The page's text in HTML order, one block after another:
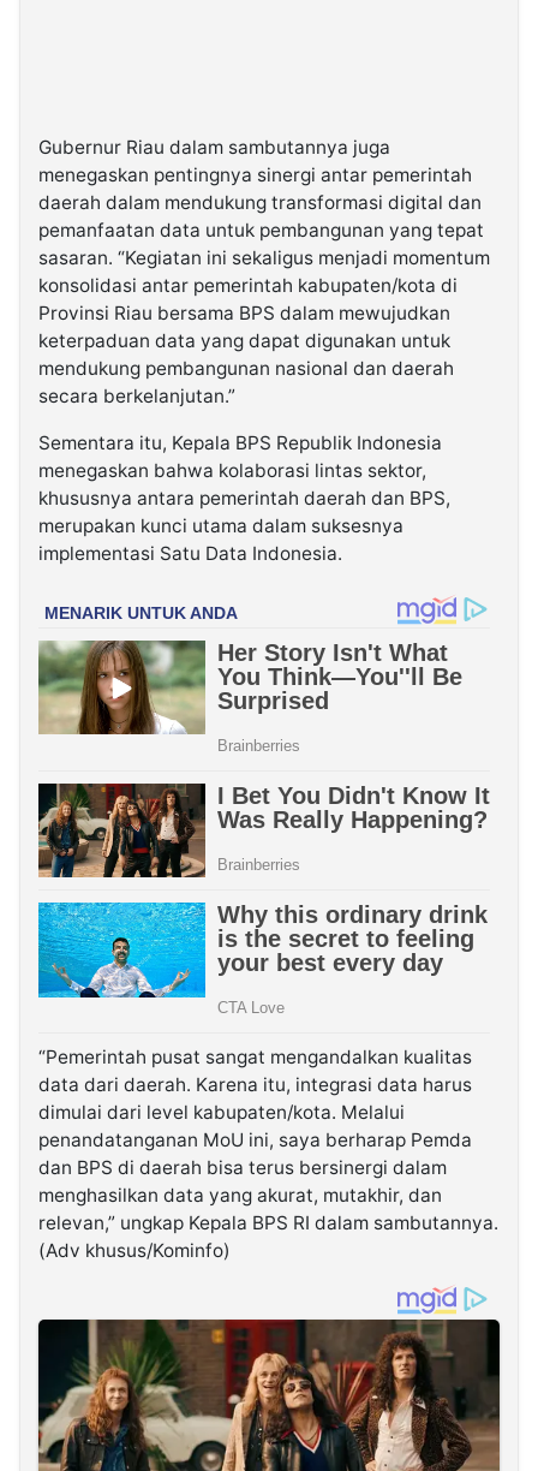
Gubernur Riau dalam sambutannya juga
menegaskan pentingnya sinergi antar pemerintah
daerah dalam mendukung transformasi digital dan
pemanfaatan data untuk pembangunan yang tepat
sasaran. “Kegiatan ini sekaligus menjadi momentum
konsolidasi antar pemerintah kabupaten/kota di
Provinsi Riau bersama BPS dalam mewujudkan
keterpaduan data yang dapat digunakan untuk
mendukung pembangunan nasional dan daerah
secara berkelanjutan.”
Sementara itu, Kepala BPS Republik Indonesia
menegaskan bahwa kolaborasi lintas sektor,
khususnya antara pemerintah daerah dan BPS,
merupakan kunci utama dalam suksesnya
implementasi Satu Data Indonesia.
“Pemerintah pusat sangat mengandalkan kualitas
data dari daerah. Karena itu, integrasi data harus
dimulai dari level kabupaten/kota. Melalui
penandatanganan MoU ini, saya berharap Pemda
dan BPS di daerah bisa terus bersinergi dalam
menghasilkan data yang akurat, mutakhir, dan
relevan,” ungkap Kepala BPS RI dalam sambutannya.
(Adv khusus/Kominfo)